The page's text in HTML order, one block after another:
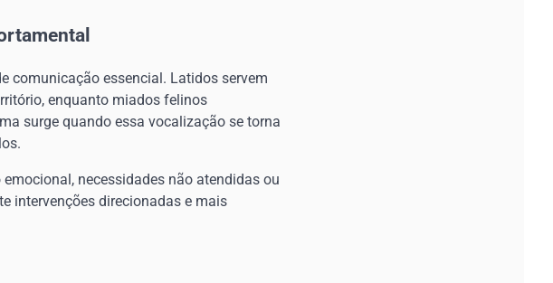
comunicação essencial. Latidos servem
enquanto miados felinos
surge quando essa vocalização se torna
necessidades não atendidas ou
intervenções direcionadas e mais